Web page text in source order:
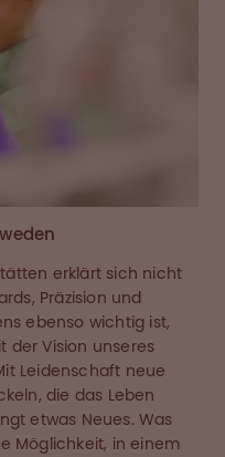
erklärt sich nicht
Präzision und
ebenso wichtig ist,
der Vision unseres
Leidenschaft neue
die das Leben
etwas Neues. Was
Möglichkeit, in einem